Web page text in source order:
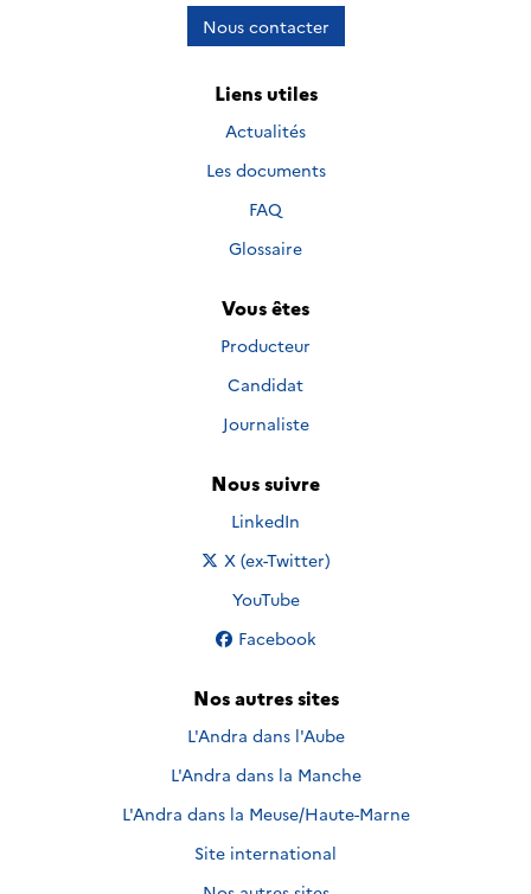
Nous contacter
Liens utiles
Actualités
Les documents
FAQ
Glossaire
Vous êtes
Producteur
Candidat
Journaliste
Nous suivre
Nous suivre sur
LinkedIn
Nous suivre sur
X (ex-Twitter)
Nous suivre sur
YouTube
Nous suivre sur
Facebook
Nos autres sites
L'Andra dans l'Aube
L'Andra dans la Manche
L'Andra dans la Meuse/Haute-Marne
Site international